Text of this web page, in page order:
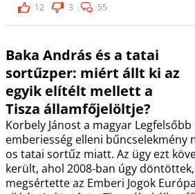
12
3 55
Baka András és a tatai
sortűzper: miért állt ki az
egyik elítélt mellett a
Tisza államfőjelöltje?
Korbely Jánost a magyar
emberiesség elleni bűncselekmény
os tatai sortűz miatt. Az ügy ezt
került, ahol 2008-ban úgy
megsértette az Emberi Jogok